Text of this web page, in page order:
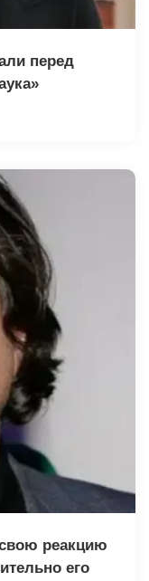
перед
реакцию
его